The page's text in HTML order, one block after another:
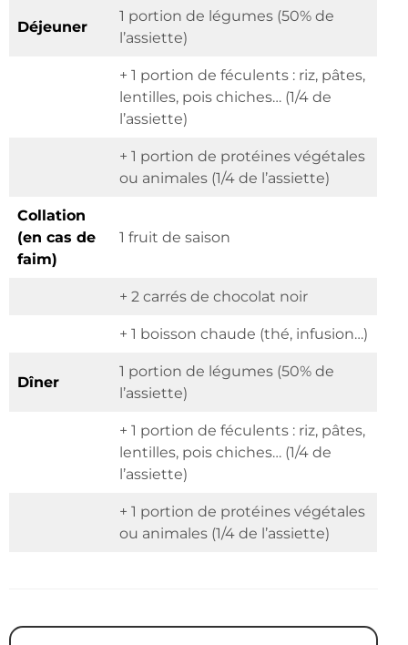
Déjeuner
1 portion de légumes (50% de
l’assiette)
+ 1 portion de féculents : riz, pâtes,
lentilles, pois chiches… (1/4 de
l’assiette)
+ 1 portion de protéines végétales
ou animales (1/4 de l’assiette)
Collation
(en cas de
faim)
1 fruit de saison
+ 2 carrés de chocolat noir
+ 1 boisson chaude (thé, infusion…)
Dîner
1 portion de légumes (50% de
l’assiette)
+ 1 portion de féculents : riz, pâtes,
lentilles, pois chiches… (1/4 de
l’assiette)
+ 1 portion de protéines végétales
ou animales (1/4 de l’assiette)